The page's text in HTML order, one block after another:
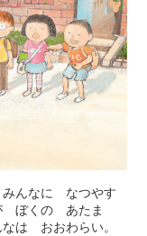
んなに なつやす
ぼくの あたま
は おおわらい。